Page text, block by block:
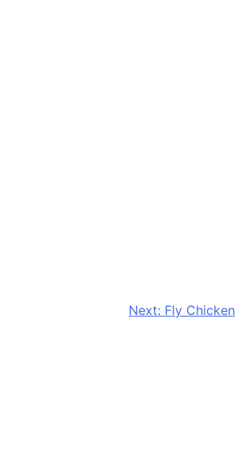
Next: Fly Chicken